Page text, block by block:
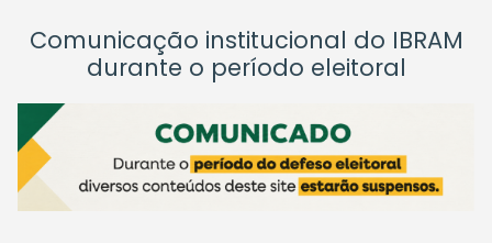
Comunicação institucional do IBRAM
durante o período eleitoral